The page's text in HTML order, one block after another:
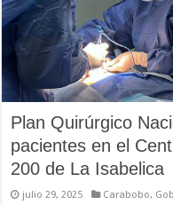
Plan Quirúrgico
pacientes en el
200 de La Isabelica
julio 29, 2025 Carabobo,